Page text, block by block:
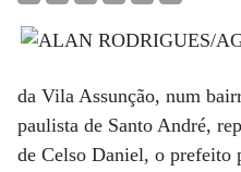
da Vila Assunção, num
paulista de Santo André,
de Celso Daniel, o prefeito